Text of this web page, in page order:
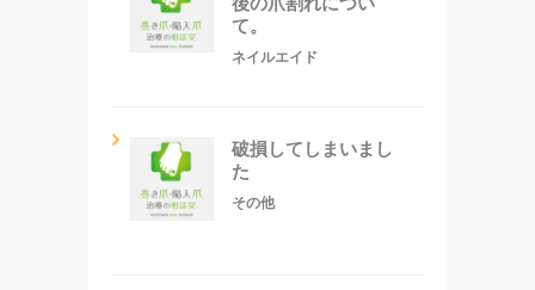
て。
ネイルエイド
破損してしまいまし
た
その他